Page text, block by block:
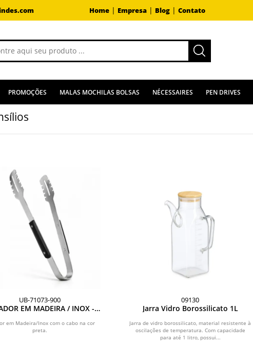
Home| Empresa| Blog| Contato
PROMOÇÕES MALAS MOCHILAS BOLSAS NÉCESSAIRES PEN DRIVES
UB-71073-900
EM MADEIRA / INOX -
em Madeira/Inox com o cabo na cor
preta.
09130
Jarra Vidro Borossilicato 1L
Jarra de vidro borossilicato, material resistente à
oscilações de temperatura. Com capacidade
para até 1 litro, possui...